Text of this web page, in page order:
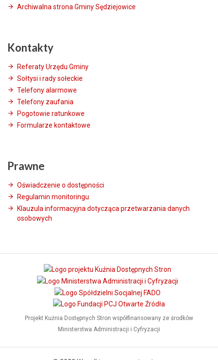
Archiwalna strona Gminy Sędziejowice
Kontakty
Referaty Urzędu Gminy
Sołtysi i rady sołeckie
Telefony alarmowe
Telefony zaufania
Pogotowie ratunkowe
Formularze kontaktowe
Prawne
Oświadczenie o dostępności
Regulamin monitoringu
Klauzula informacyjna dotycząca przetwarzania danych
osobowych
Projekt Kuźnia Dostępnych Stron współfinansowany ze środków
Ministerstwa Administracji i Cyfryzacji